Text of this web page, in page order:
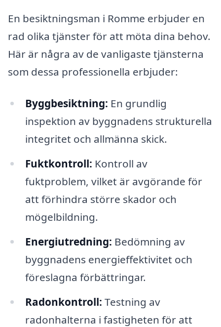
En besiktningsman i Romme erbjuder en
rad olika tjänster för att möta dina behov.
Här är några av de vanligaste tjänsterna
som dessa professionella erbjuder:
Byggbesiktning: En grundlig
inspektion av byggnadens strukturella
integritet och allmänna skick.
Fuktkontroll: Kontroll av
fuktproblem, vilket är avgörande för
att förhindra större skador och
mögelbildning.
Energiutredning: Bedömning av
byggnadens energieffektivitet och
föreslagna förbättringar.
Radonkontroll: Testning av
radonhalterna i fastigheten för att